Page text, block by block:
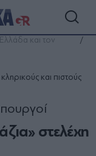
και τον
και πιστούς
στελέχη